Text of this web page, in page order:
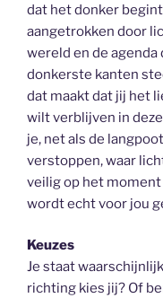
dat het donker
aangetrokken door
wereld en de agenda
donkerste kanten
dat maakt dat jij het
wilt verblijven in
je, net als de
verstoppen, waar
veilig op het
wordt echt voor jou
Keuzes
Je staat
richting kies jij? Of